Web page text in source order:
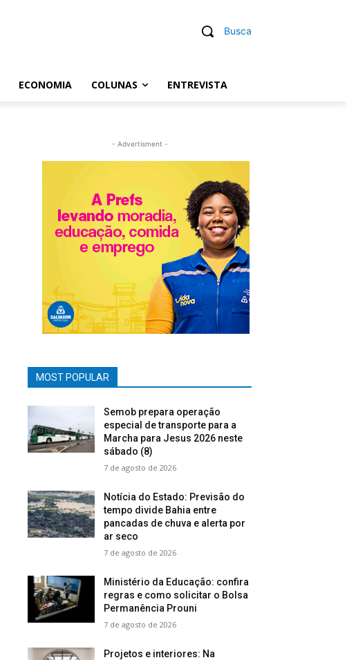
Busca
ECONOMIA COLUNAS ENTREVISTA
- Advertisment -
MOST POPULAR
Semob prepara operação
especial de transporte para a
Marcha para Jesus 2026 neste
sábado (8)
7 de agosto de 2026
Notícia do Estado: Previsão do
tempo divide Bahia entre
pancadas de chuva e alerta por
ar seco
7 de agosto de 2026
Ministério da Educação: confira
regras e como solicitar o Bolsa
Permanência Prouni
7 de agosto de 2026
Projetos e interiores: Na